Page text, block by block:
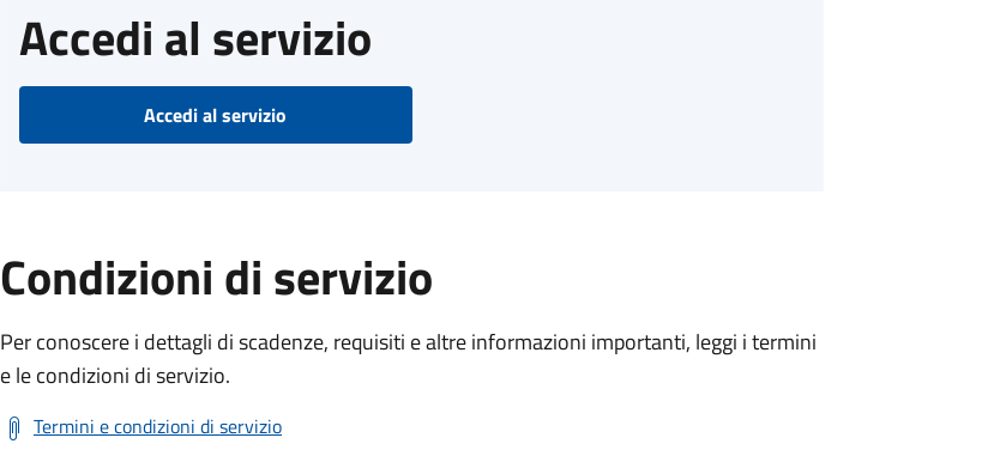
Accedi al servizio
Accedi al servizio
Condizioni di servizio
Per conoscere i dettagli di scadenze, requisiti e altre informazioni importanti, leggi i termini
e le condizioni di servizio.
Termini e condizioni di servizio